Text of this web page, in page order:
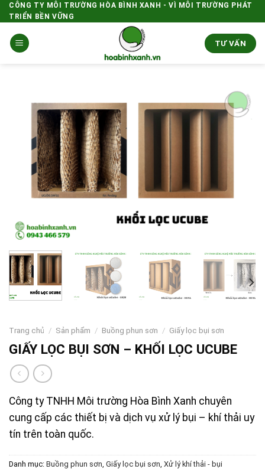
Skip
to
content
CÔNG TY MÔI TRƯỜNG HÒA BÌNH XANH - VÌ MÔI TRƯỜNG PHÁT
TRIỂN BỀN VỮNG
TƯ VẤN
Trang chủ / Sản phẩm / Buồng phun sơn / Giấy lọc bụi sơn
GIẤY LỌC BỤI SƠN – KHỐI LỌC UCUBE
Công ty TNHH Môi trường Hòa Bình Xanh chuyên
cung cấp các thiết bị và dịch vụ xử lý bụi – khí thải uy
tín trên toàn quốc.
Danh mục: Buồng phun sơn Giấy lọc bụi sơn Xử lý khí thải - bụi